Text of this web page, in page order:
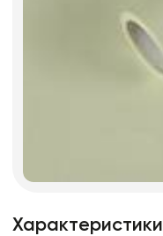
Характеристики